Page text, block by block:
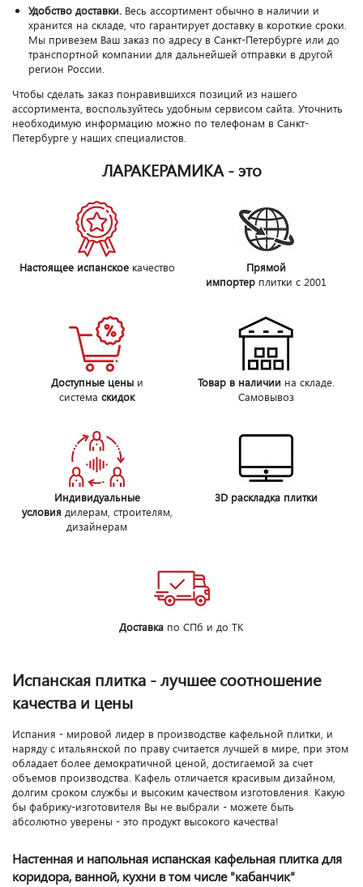
Удобство доставки. Весь ассортимент обычно в наличии и
хранится на складе, что гарантирует доставку в короткие сроки.
Мы привезем Ваш заказ по адресу в Санкт-Петербурге или до
транспортной компании для дальнейшей отправки в другой
регион России.
Чтобы сделать заказ понравившихся позиций из нашего
ассортимента, воспользуйтесь удобным сервисом сайта. Уточнить
необходимую информацию можно по телефонам в Санкт-
Петербурге у наших специалистов.
ЛАРАКЕРАМИКА - это
Настоящее испанскоекачество
Прямой
импортер плитки с 2001
Доступные ценыи
система скидок
Товар в наличии на складе.
Самовывоз
Индивидуальные
условия дилерам, строителям,
дизайнерам
3D раскладка плитки
Доставка по СПб и до ТК
Испанская плитка - лучшее соотношение
качества и цены
Испания - мировой лидер в производстве кафельной плитки, и
наряду с итальянской по праву считается лучшей в мире, при этом
обладает более демократичной ценой, достигаемой за счет
объемов производства. Кафель отличается красивым дизайном,
долгим сроком службы и высоким качеством изготовления. Какую
бы фабрику-изготовителя Вы не выбрали - можете быть
абсолютно уверены - это продукт высокого качества!
Настенная и напольная испанская кафельная плитка для
коридора, ванной, кухни в том числе "кабанчик"